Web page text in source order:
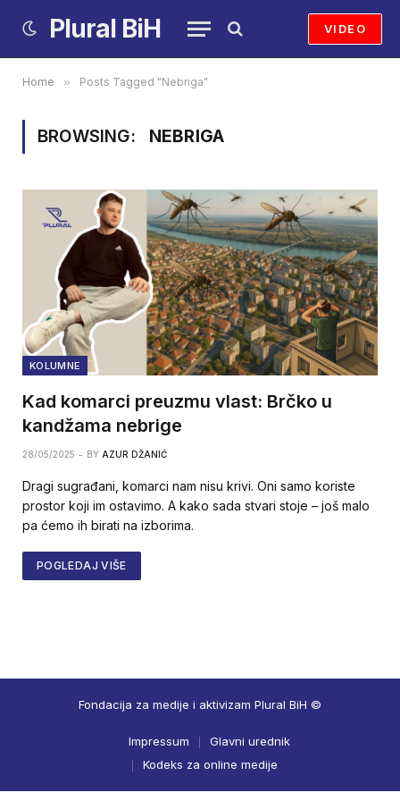
Plural BiH VIDEO
Home » Posts Tagged "Nebriga"
BROWSING: NEBRIGA
KOLUMNE
Kad komarci preuzmu vlast: Brčko u
kandžama nebrige
28/05/2025 BY AZUR DŽANIĆ
Dragi sugrađani, komarci nam nisu krivi. Oni samo koriste
prostor koji im ostavimo. A kako sada stvari stoje – još malo
pa ćemo ih birati na izborima.
POGLEDAJ VIŠE
Fondacija za medije i aktivizam Plural BiH ©
Impressum
Glavni urednik
Kodeks za online medije